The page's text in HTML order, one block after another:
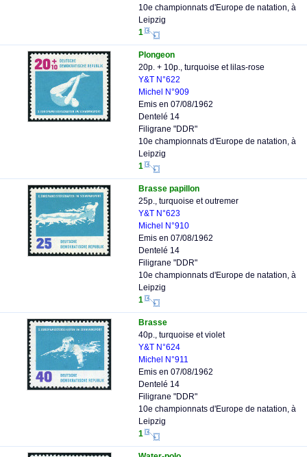
10e championnats d'Europe de natation, à
Leipzig
1
Plongeon
20p. + 10p., turquoise et lilas-rose
Y&T N°622
Michel N°909
Emis en 07/08/1962
Dentelé 14
Filigrane "DDR"
10e championnats d'Europe de natation, à
Leipzig
1
Brasse papillon
25p., turquoise et outremer
Y&T N°623
Michel N°910
Emis en 07/08/1962
Dentelé 14
Filigrane "DDR"
10e championnats d'Europe de natation, à
Leipzig
1
Brasse
40p., turquoise et violet
Y&T N°624
Michel N°911
Emis en 07/08/1962
Dentelé 14
Filigrane "DDR"
10e championnats d'Europe de natation, à
Leipzig
1